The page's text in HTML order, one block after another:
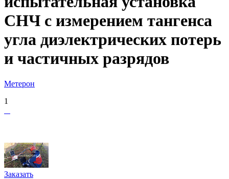
СНЧ с измерением тангенса
угла диэлектрических потерь
и частичных разрядов
Метерон
1
Заказать